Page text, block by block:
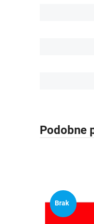
Podobne
Brak